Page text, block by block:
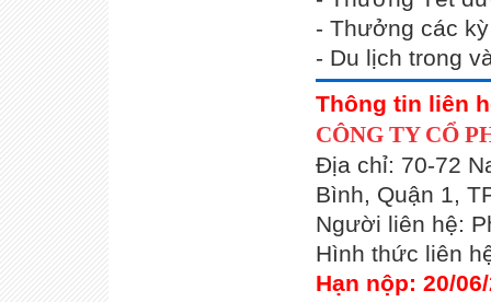
- Thưởng các
- Du lịch trong
Thông tin liên
CÔNG TY CỔ
Địa chỉ: 70-72
Bình, Quận 1,
Người liên hệ:
Hình thức liên
Hạn nộp: 20/